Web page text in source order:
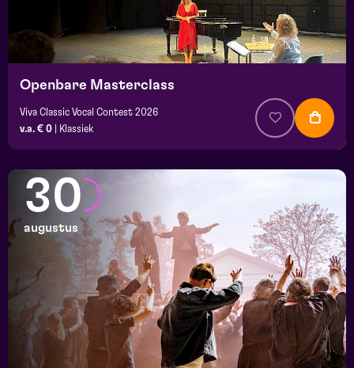
Openbare Masterclass
Viva Classic Vocal Contest 2026
v.a. € 0
Klassiek
30
augustus